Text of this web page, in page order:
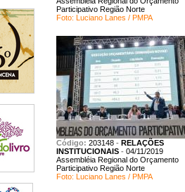
Participativo Região Norte
Foto: Luciano Lanes / PMPA
Código: 203148 - RELAÇÕES
INSTITUCIONAIS - 04/11/2019
Assembléia Regional do Orçamento
Participativo Região Norte
Foto: Luciano Lanes / PMPA